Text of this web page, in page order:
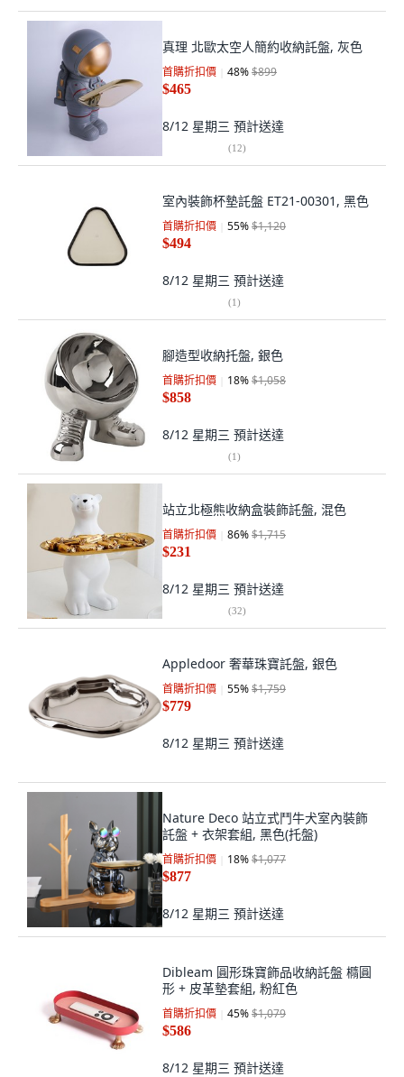
真理 北歐太空人簡約收納託盤, 灰色
首購折扣價 48%$899
$465
8/12 星期三 預計送達
(12)
室內裝飾杯墊託盤 ET21-00301, 黑色
首購折扣價 55%$1,120
$494
8/12 星期三 預計送達
(1)
腳造型收納托盤, 銀色
首購折扣價 18%$1,058
$858
8/12 星期三 預計送達
(1)
站立北極熊收納盒裝飾託盤, 混色
首購折扣價 86%$1,715
$231
8/12 星期三 預計送達
(32)
Appledoor 奢華珠寶託盤, 銀色
首購折扣價 55%$1,759
$779
8/12 星期三 預計送達
Nature Deco 站立式鬥牛犬室內裝飾
託盤 + 衣架套組, 黑色(托盤)
首購折扣價 18%$1,077
$877
8/12 星期三 預計送達
Dibleam 圓形珠寶飾品收納託盤 橢圓
形 + 皮革墊套組, 粉紅色
首購折扣價 45%$1,079
$586
8/12 星期三 預計送達